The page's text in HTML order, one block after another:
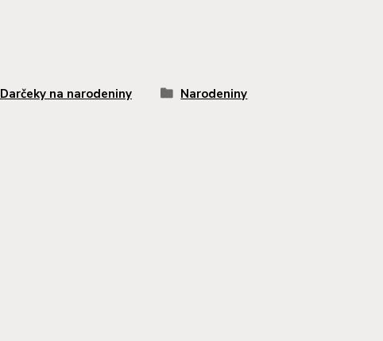
Darčeky na narodeniny Narodeniny